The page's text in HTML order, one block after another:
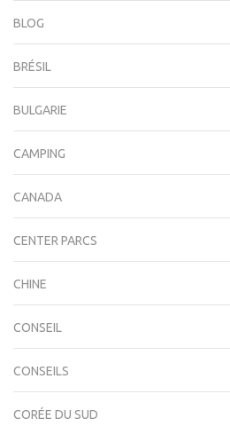
BLOG
BRÉSIL
BULGARIE
CAMPING
CANADA
CENTER PARCS
CHINE
CONSEIL
CONSEILS
CORÉE DU SUD